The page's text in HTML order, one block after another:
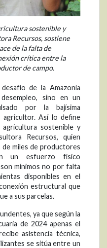
sostenible y
Recursos, sostiene
de la falta de
crítica entre la
de campo.
de la Amazonía
sino en un
por la bajísima
agricultor. Así lo define
sostenible y
Recursos, quien
miles de productores
un esfuerzo físico
mínimos no por falta
disponibles en el
estructural que
a sus parcelas.
ya que según la
de 2024 apenas el
asistencia técnica,
se sitúa entre un